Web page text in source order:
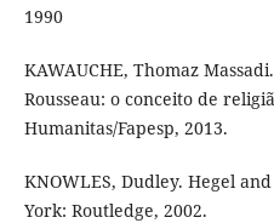
1990
KAWAUCHE, Thomaz
Rousseau: o conceito de
Humanitas/Fapesp, 2013.
KNOWLES, Dudley. Hegel
York: Routledge, 2002.